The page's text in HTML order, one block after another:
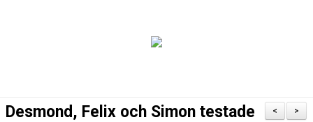
>
<
Desmond, Felix och Simon testade